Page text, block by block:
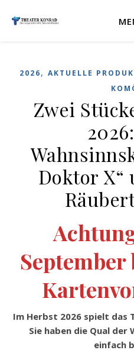
2026, AKTUELLE
Zwei
Doktor X“
Im Herbst 2026 spielt das Theater gleich zwei Stücke.
Sie haben die Qual der
einfach